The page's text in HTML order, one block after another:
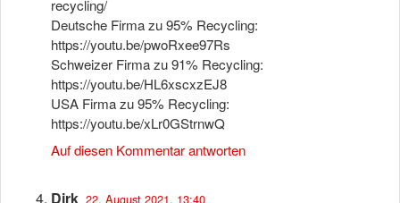
recycling/
Deutsche Firma zu 95% Recycling:
https://youtu.be/pwoRxee97Rs
Schweizer Firma zu 91% Recycling:
https://youtu.be/HL6xscxzEJ8
USA Firma zu 95% Recycling:
https://youtu.be/xLr0GStrnwQ
Auf diesen Kommentar antworten
Dirk 22. August 2021, 13:40